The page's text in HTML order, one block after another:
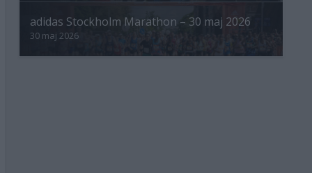
adidas Stockholm Marathon – 30 maj 2026
30 maj 2026